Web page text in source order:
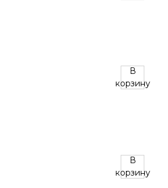
В
корзину
В
корзину